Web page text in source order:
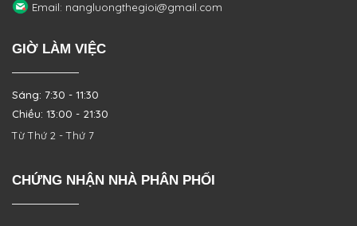
Email: nangluongthegioi@gmail.com
GIỜ LÀM VIỆC
Sáng: 7:30 - 11:30
Chiều: 13:00 - 21:30
Từ Thứ 2 - Thứ 7
CHỨNG NHẬN NHÀ PHÂN PHỐI